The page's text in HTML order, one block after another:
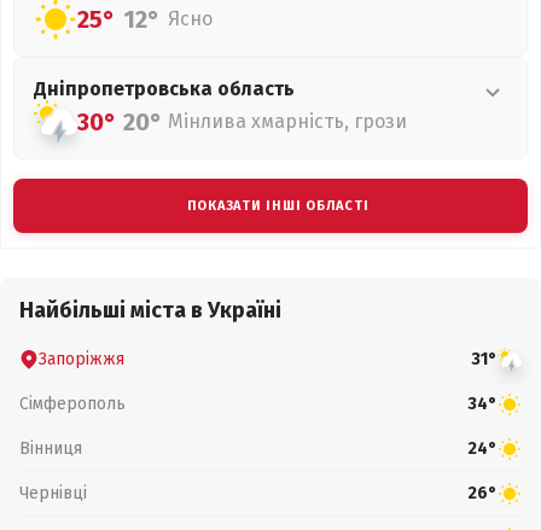
25° 12° Ясно
Дніпропетровська область
30° 20° Мінлива хмарність, грози
ПОКАЗАТИ ІНШІ ОБЛАСТІ
Найбільші міста в Україні
Запоріжжя 31°
Сімферополь 34°
Вінниця 24°
Чернівці 26°